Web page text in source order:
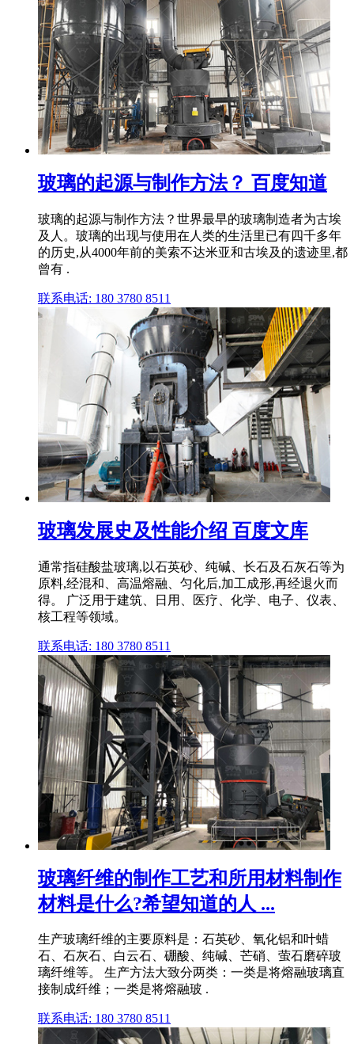
玻璃的起源与制作方法？ 百度知道
玻璃的起源与制作方法？世界最早的玻璃制造者为古埃
及人。玻璃的出现与使用在人类的生活里已有四千多年
的历史,从4000年前的美索不达米亚和古埃及的遗迹里,都
曾有 .
联系电话: 180 3780 8511
玻璃发展史及性能介绍 百度文库
通常指硅酸盐玻璃,以石英砂、纯碱、长石及石灰石等为
原料,经混和、高温熔融、匀化后,加工成形,再经退火而
得。 广泛用于建筑、日用、医疗、化学、电子、仪表、
核工程等领域。
联系电话: 180 3780 8511
玻璃纤维的制作工艺和所用材料制作
材料是什么?希望知道的人 ...
生产玻璃纤维的主要原料是：石英砂、氧化铝和叶蜡
石、石灰石、白云石、硼酸、纯碱、芒硝、萤石磨碎玻
璃纤维等。 生产方法大致分两类：一类是将熔融玻璃直
接制成纤维；一类是将熔融玻 .
联系电话: 180 3780 8511